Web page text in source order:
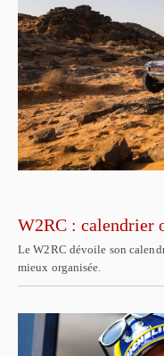
W2RC : calendrier
Le W2RC dévoile son
mieux organisée.